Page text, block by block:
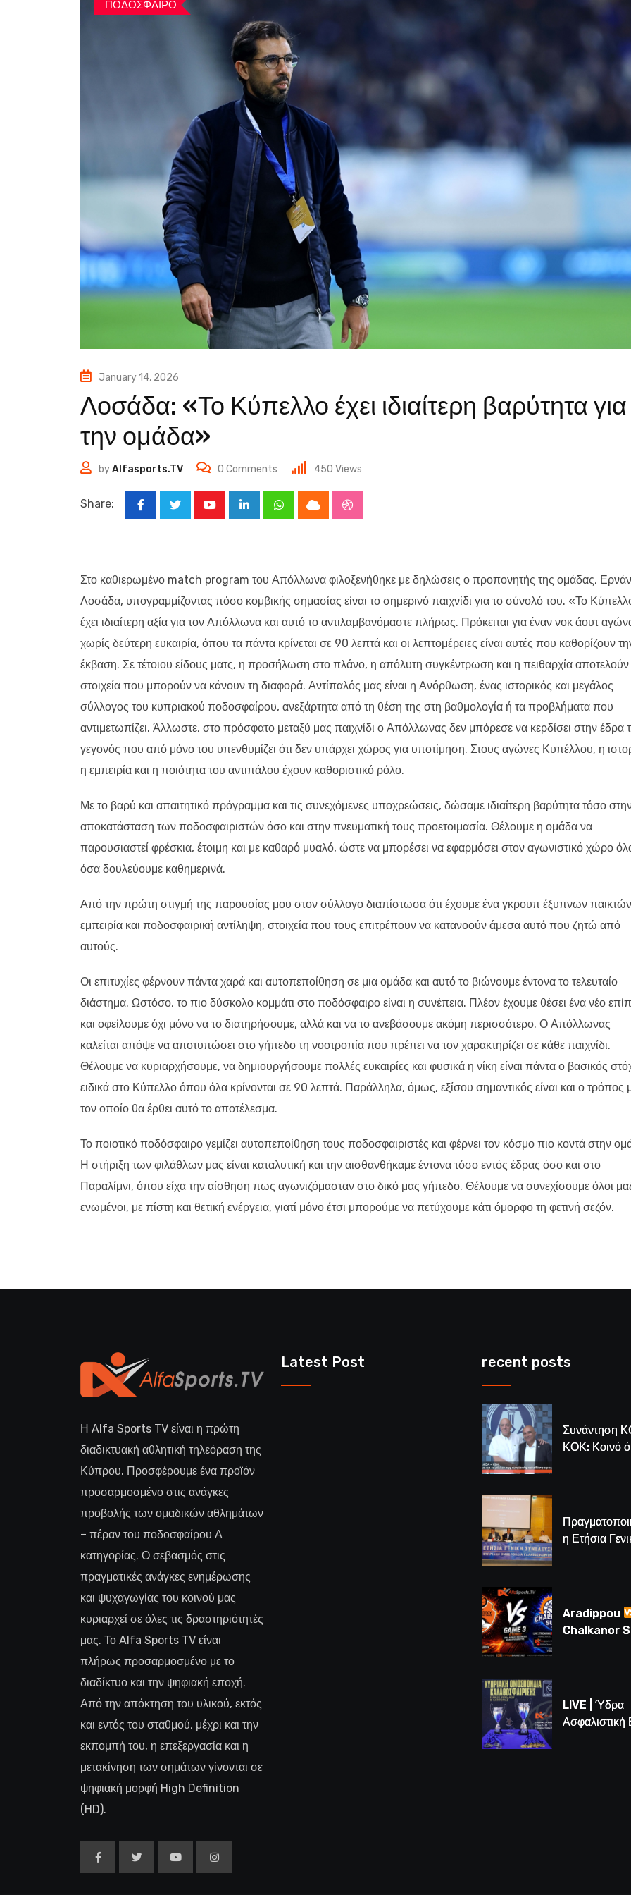
ΠΟΔΟΣΦΑΙΡΟ
January 14, 2026
Λοσάδα: «Το Κύπελλο έχει ιδιαίτερη βαρύτητα για
την ομάδα»
byAlfasports.TV 0 Comments 450 Views
Share:
YoutubeLinkedInWhatsappCloud StumbleUpon
Στο καθιερωμένο match program του Απόλλωνα φιλοξενήθηκε με δηλώσεις ο προπονητής της ομάδας, Ερνάν
Λοσάδα, υπογραμμίζοντας πόσο κομβικής σημασίας είναι το σημερινό παιχνίδι για το σύνολό του. «Το
έχει ιδιαίτερη αξία για τον Απόλλωνα και αυτό το αντιλαμβανόμαστε πλήρως. Πρόκειται για έναν νοκ άουτ
χωρίς δεύτερη ευκαιρία, όπου τα πάντα κρίνεται σε 90 λεπτά και οι λεπτομέρειες είναι αυτές που καθορίζουν
έκβαση. Σε τέτοιου είδους ματς, η προσήλωση στο πλάνο, η απόλυτη συγκέντρωση και η πειθαρχία αποτελούν
στοιχεία που μπορούν να κάνουν τη διαφορά. Αντίπαλός μας είναι η Ανόρθωση, ένας ιστορικός και μεγάλος
σύλλογος του κυπριακού ποδοσφαίρου, ανεξάρτητα από τη θέση της στη βαθμολογία ή τα προβλήματα που
αντιμετωπίζει. Άλλωστε, στο πρόσφατο μεταξύ μας παιχνίδι ο Απόλλωνας δεν μπόρεσε να κερδίσει στην έδρα
γεγονός που από μόνο του υπενθυμίζει ότι δεν υπάρχει χώρος για υποτίμηση. Στους αγώνες Κυπέλλου, η
η εμπειρία και η ποιότητα του αντιπάλου έχουν καθοριστικό ρόλο.
Με το βαρύ και απαιτητικό πρόγραμμα και τις συνεχόμενες υποχρεώσεις, δώσαμε ιδιαίτερη βαρύτητα τόσο
αποκατάσταση των ποδοσφαιριστών όσο και στην πνευματική τους προετοιμασία. Θέλουμε η ομάδα να
παρουσιαστεί φρέσκια, έτοιμη και με καθαρό μυαλό, ώστε να μπορέσει να εφαρμόσει στον αγωνιστικό χώρο
όσα δουλεύουμε καθημερινά.
Από την πρώτη στιγμή της παρουσίας μου στον σύλλογο διαπίστωσα ότι έχουμε ένα γκρουπ έξυπνων
εμπειρία και ποδοσφαιρική αντίληψη, στοιχεία που τους επιτρέπουν να κατανοούν άμεσα αυτό που ζητώ από
αυτούς.
Οι επιτυχίες φέρνουν πάντα χαρά και αυτοπεποίθηση σε μια ομάδα και αυτό το βιώνουμε έντονα το τελευταίο
διάστημα. Ωστόσο, το πιο δύσκολο κομμάτι στο ποδόσφαιρο είναι η συνέπεια. Πλέον έχουμε θέσει ένα νέο
και οφείλουμε όχι μόνο να το διατηρήσουμε, αλλά και να το ανεβάσουμε ακόμη περισσότερο. Ο Απόλλωνας
καλείται απόψε να αποτυπώσει στο γήπεδο τη νοοτροπία που πρέπει να τον χαρακτηρίζει σε κάθε παιχνίδι.
Θέλουμε να κυριαρχήσουμε, να δημιουργήσουμε πολλές ευκαιρίες και φυσικά η νίκη είναι πάντα ο βασικός
ειδικά στο Κύπελλο όπου όλα κρίνονται σε 90 λεπτά. Παράλληλα, όμως, εξίσου σημαντικός είναι και ο τρόπος
τον οποίο θα έρθει αυτό το αποτέλεσμα.
Το ποιοτικό ποδόσφαιρο γεμίζει αυτοπεποίθηση τους ποδοσφαιριστές και φέρνει τον κόσμο πιο κοντά στην
Η στήριξη των φιλάθλων μας είναι καταλυτική και την αισθανθήκαμε έντονα τόσο εντός έδρας όσο και στο
Παραλίμνι, όπου είχα την αίσθηση πως αγωνιζόμασταν στο δικό μας γήπεδο. Θέλουμε να συνεχίσουμε όλοι
ενωμένοι, με πίστη και θετική ενέργεια, γιατί μόνο έτσι μπορούμε να πετύχουμε κάτι όμορφο τη φετινή σεζόν.
Η Alfa Sports TV είναι η πρώτη
διαδικτυακή αθλητική τηλεόραση της
Κύπρου. Προσφέρουμε ένα προϊόν
προσαρμοσμένο στις ανάγκες
προβολής των ομαδικών αθλημάτων
– πέραν του ποδοσφαίρου Α
κατηγορίας. Ο σεβασμός στις
πραγματικές ανάγκες ενημέρωσης
και ψυχαγωγίας του κοινού μας
κυριαρχεί σε όλες τις δραστηριότητές
μας. Το Alfa Sports TV είναι
πλήρως προσαρμοσμένο με το
διαδίκτυο και την ψηφιακή εποχή.
Από την απόκτηση του υλικού, εκτός
και εντός του σταθμού, μέχρι και την
εκπομπή του, η επεξεργασία και η
μετακίνηση των σημάτων γίνονται σε
ψηφιακή μορφή High Definition
(HD).
Latest Post recent posts
Συνάντηση
ΚΟΚ: Κοινό
η Ετήσια
(BINTEO)
Aradippou
Chalkanor
LIVE | Ύδρα
Ασφαλιστική